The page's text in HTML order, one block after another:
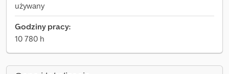
używany
Godziny pracy:
10 780 h